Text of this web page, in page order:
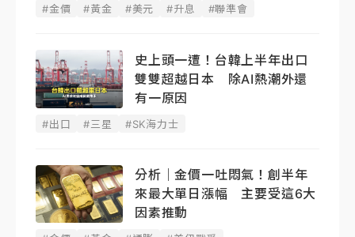
#金價 #黃金 #美元 #升息 #聯準會
史上頭一遭！台韓上半年出口
雙雙超越日本 除AI熱潮外還
有一原因
#出口 #三星 #SK海力士
分析｜金價一吐悶氣！創半年
來最大單日漲幅 主要受這6大
因素推動